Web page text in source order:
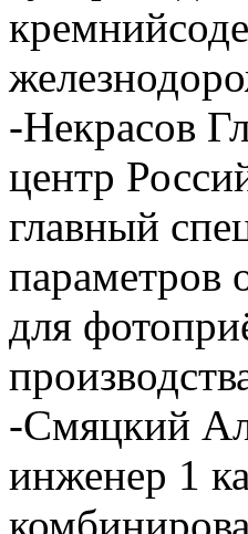
-Некрасов
центр
главный
параметров
для
-Смяцкий
инженер 1